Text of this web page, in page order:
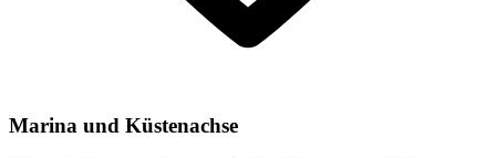
Marina und Küstenachse